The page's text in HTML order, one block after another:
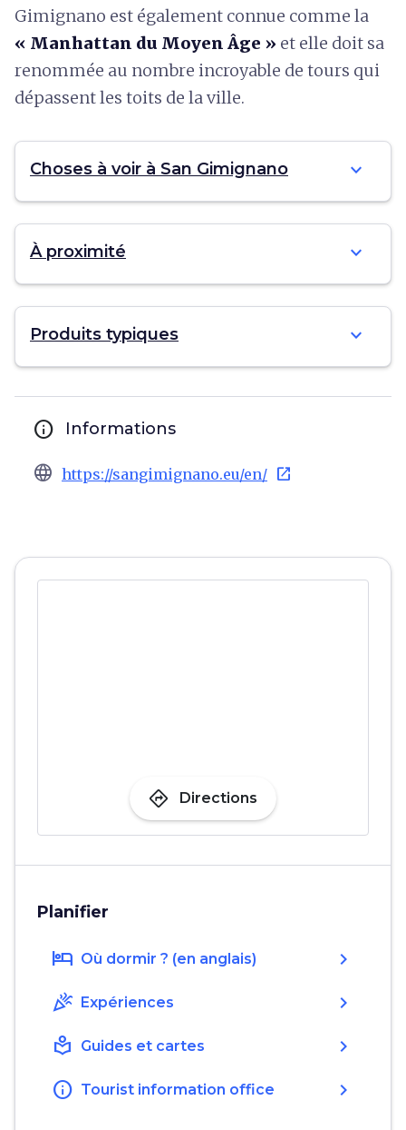
Gimignano est également connue comme la
« Manhattan du Moyen Âge » et elle doit sa
renommée au nombre incroyable de tours qui
dépassent les toits de la ville.
Choses à voir à San Gimignano expand_more
À proximité expand_more
Produits typiques expand_more
info Informations
language https://sangimignano.eu/en/ open_in_new
directions Directions
Planifier
hotel Où dormir ? (en anglais) chevron_right
celebration Expériences chevron_right
local_library Guides et cartes chevron_right
info Tourist information office chevron_right